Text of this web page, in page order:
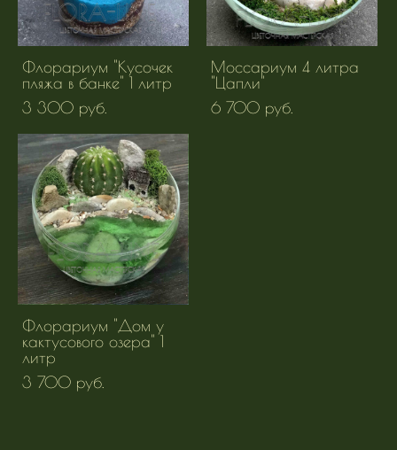
Флорариум "Кусочек
пляжа в банке" 1 литр
3 300 pуб.
Моссариум 4 литра
"Цапли"
6 700 pуб.
Флорариум "Дом у
кактусового озера" 1
литр
3 700 pуб.